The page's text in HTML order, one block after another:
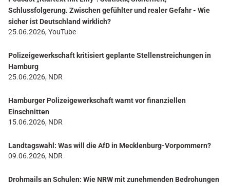
Schlussfolgerung. Zwischen gefühlter und realer Gefahr - Wie
sicher ist Deutschland wirklich?
25.06.2026, YouTube
Polizeigewerkschaft kritisiert geplante Stellenstreichungen in
Hamburg
25.06.2026, NDR
Hamburger Polizeigewerkschaft warnt vor finanziellen
Einschnitten
15.06.2026, NDR
Landtagswahl: Was will die AfD in Mecklenburg-Vorpommern?
09.06.2026, NDR
Drohmails an Schulen: Wie NRW mit zunehmenden Bedrohungen